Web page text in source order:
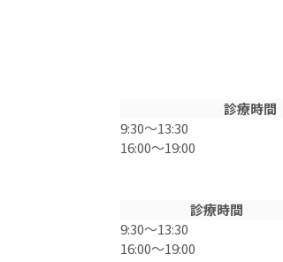
診療時間
9:30〜13:30
16:00〜19:00
診療時間
9:30〜13:30
16:00〜19:00